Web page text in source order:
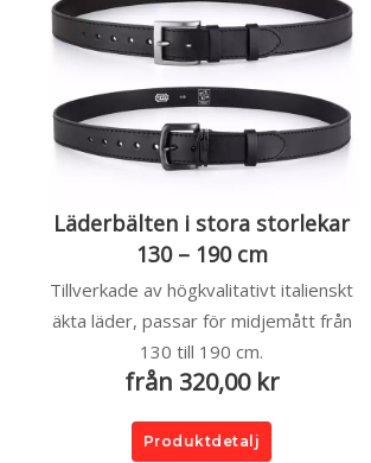
Läderbälten i stora storlekar
130 – 190 cm
Tillverkade av högkvalitativt italienskt
äkta läder, passar för midjemått från
130 till 190 cm.
från 320,00 kr
Produktdetalj